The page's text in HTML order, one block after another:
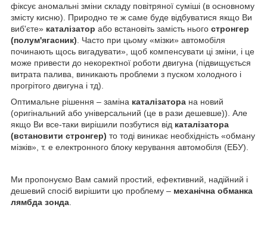
фіксує аномальні зміни складу повітряної суміші (в основному
змісту кисню). Природно те ж саме буде відбуватися якщо Ви
виб'єте» каталізатор або встановіть замість нього стронгер
(полум'ягасник) . Часто при цьому «мізки» автомобіля
починають щось вигадувати», щоб компенсувати ці зміни, і це
може привести до некоректної роботи двигуна (підвищується
витрата палива, виникають проблеми з пуском холодного і
прогрітого двигуна і тд).
Оптимальне рішення – заміна каталізатора на новий
(оригінальний або універсальний (це в рази дешевше)). Але
якщо Ви все-таки вирішили позбутися від каталізатора
(встановити стронгер) то тоді виникає необхідність «обману
мізків», т. е електронного блоку керування автомобіля (ЕБУ).
Ми пропонуємо Вам самий простий, ефективний, надійний і
дешевий спосіб вирішити цю проблему – механічна обманка
лямбда зонда